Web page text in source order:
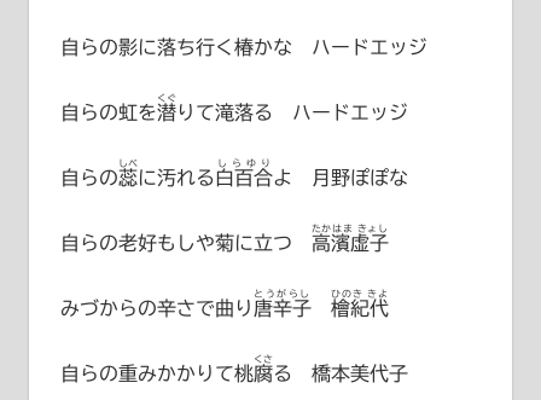
自らの影に落ち行く椿かな ハードエッジ
自らの虹を潜
くぐ
りて滝落る ハードエッジ
自らの蕊
しべ
に汚れる白百合
しらゆり
よ 月野ぽぽな
自らの老好もしや菊に立つ 高濱虚子
たかはま きょし
みづからの辛さで曲り 唐辛子
とうがらし
檜紀代
ひのき きよ
自らの重みかかりて桃腐
くさ
る 橋本美代子